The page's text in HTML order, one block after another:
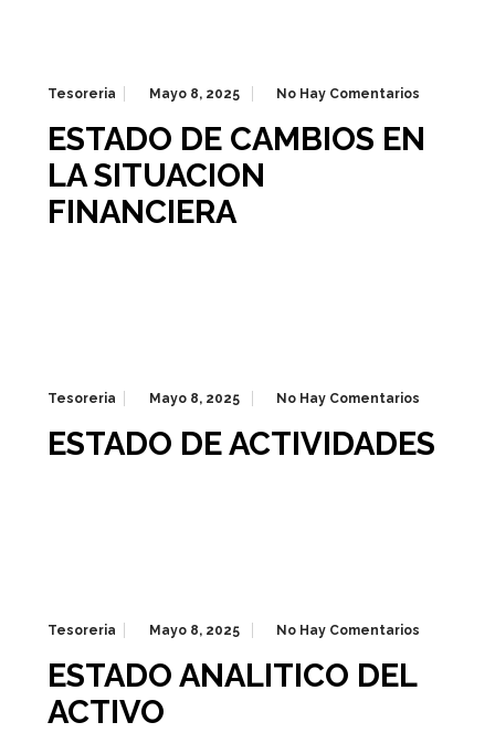
Tesoreria Mayo 8, 2025 No Hay Comentarios
ESTADO DE CAMBIOS EN
LA SITUACION
FINANCIERA
Tesoreria Mayo 8, 2025 No Hay Comentarios
ESTADO DE ACTIVIDADES
Tesoreria Mayo 8, 2025 No Hay Comentarios
ESTADO ANALITICO DEL
ACTIVO